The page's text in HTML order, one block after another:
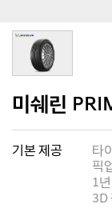
미쉐린
기본 제공
타
픽
1
3D